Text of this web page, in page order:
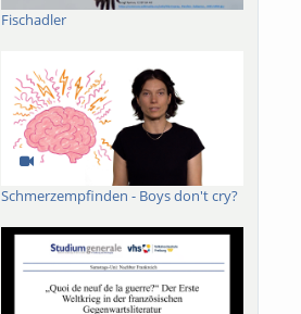
Fischadler
Schmerzempfinden - Boys don't cry?